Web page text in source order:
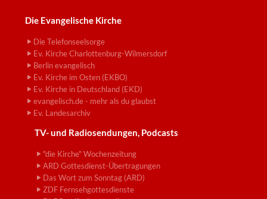
Die Evangelische Kirche
Die Telefonseelsorge
Ev. Kirche Charlottenburg-Wilmersdorf
Berlin evangelisch
Ev. Kirche im Osten (EKBO)
Ev. Kirche in Deutschland (EKD)
evangelisch.de - mehr als du glaubst
Ev. Landesarchiv
TV- und Radiosendungen, Podcasts
"die Kirche" Wochenzeitung
ARD Gottesdienst-Übertragungen
Das Wort zum Sonntag (ARD)
ZDF Fernsehgottesdienste